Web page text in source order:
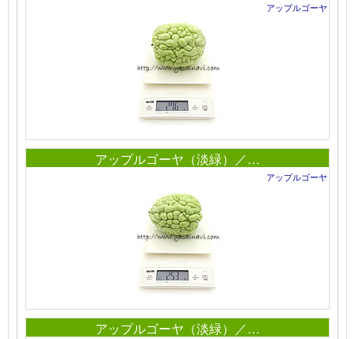
アップルゴーヤ
アップルゴーヤ（淡緑）／…
アップルゴーヤ
アップルゴーヤ（淡緑）／…